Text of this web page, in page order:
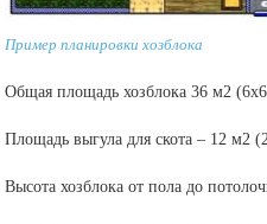
Пример планировки хозблока
Общая площадь хозблока 36 м2
Площадь выгула для скота – 12 м2
Высота хозблока от пола до